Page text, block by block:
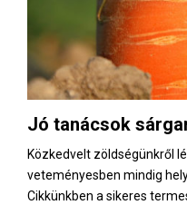
Jó tanácsok
Közkedvelt zöldségünkről
veteményesben mindig
Cikkünkben a sikeres